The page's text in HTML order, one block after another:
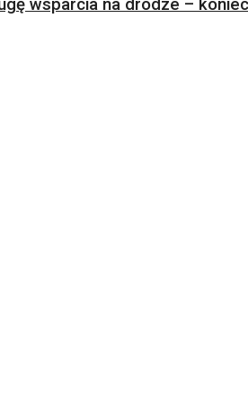
wsparcia na drodze –